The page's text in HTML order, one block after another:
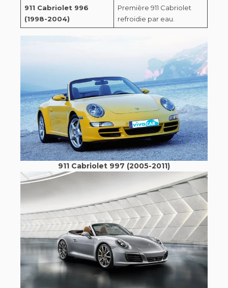
911 Cabriolet 996
(1998-2004)
Première 911 Cabriolet
refroidie par eau.
911 Cabriolet 997 (2005-2011)